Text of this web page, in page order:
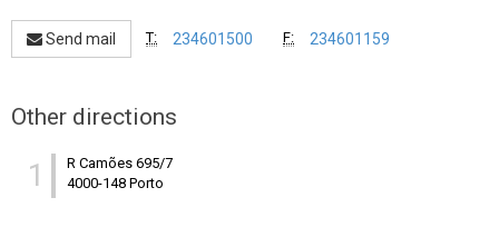
Send mail T: 234601500 F: 234601159
Other directions
1
R Camões 695/7
4000-148 Porto